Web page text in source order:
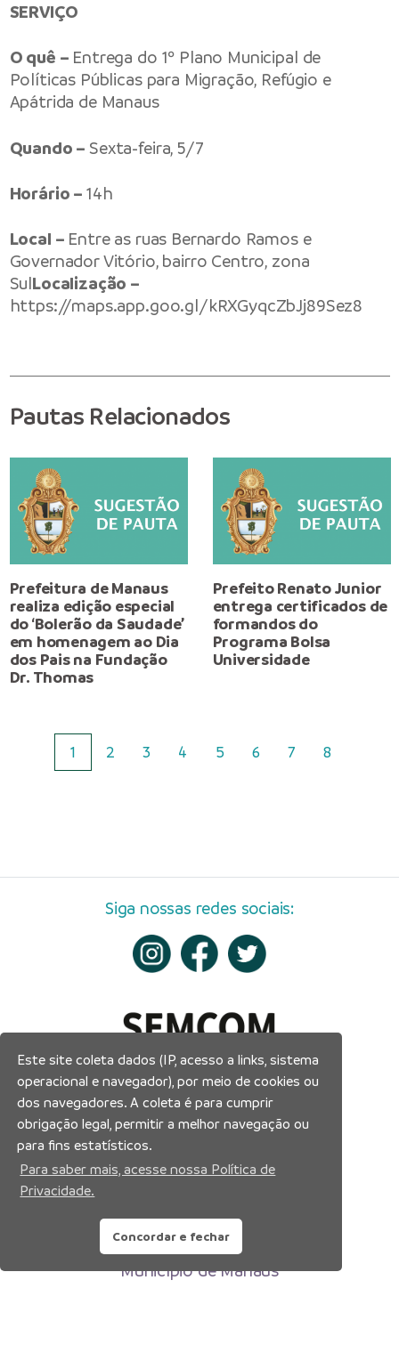
SERVIÇO
O quê – Entrega do 1º Plano Municipal de
Políticas Públicas para Migração, Refúgio e
Apátrida de Manaus
Quando – Sexta-feira, 5/7
Horário – 14h
Local – Entre as ruas Bernardo Ramos e
Governador Vitório, bairro Centro, zona
SulLocalização –
https://maps.app.goo.gl/kRXGyqcZbJj89Sez8
Pautas Relacionados
Prefeitura de Manaus
realiza edição especial
do ‘Bolerão da Saudade’
em homenagem ao Dia
dos Pais na Fundação
Dr. Thomas
Prefeito Renato Junior
entrega certificados de
formandos do
Programa Bolsa
Universidade
1 2 3 4 5 6 7 8
Siga nossas redes sociais:
Prefeitura Municipal de Manaus
Município de Manaus
Este site coleta dados (IP, acesso a links, sistema
operacional e navegador), por meio de cookies ou
dos navegadores. A coleta é para cumprir
obrigação legal, permitir a melhor navegação ou
para fins estatísticos.
Para saber mais, acesse nossa Política de
Privacidade.
Concordar e fechar